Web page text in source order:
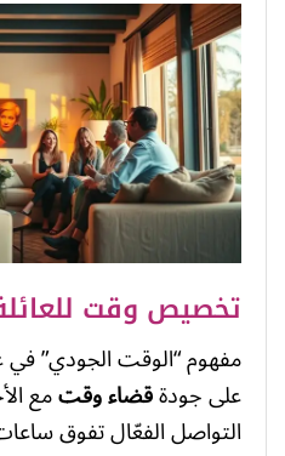
تخصيص وقت
مفهوم “الوقت الجودي” في
على جودةقضاء وقت
التواصل الفعّال تفوق